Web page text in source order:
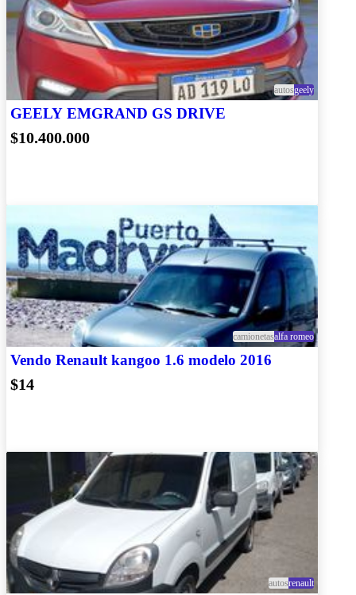
autosgeely
GEELY EMGRAND GS DRIVE
$10.400.000
camionetasalfa romeo
Vendo Renault kangoo 1.6 modelo 2016
$14
autosrenault